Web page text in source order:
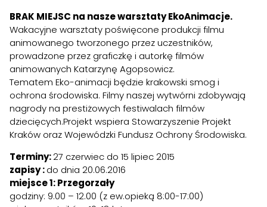
BRAK MIEJSC na nasze warsztaty EkoAnimacje.
Wakacyjne warsztaty poświęcone produkcji filmu
animowanego tworzonego przez uczestników,
prowadzone przez graficzkę i autorkę filmów
animowanych Katarzynę Agopsowicz.
Tematem Eko-animacji będzie krakowski smog i
ochrona środowiska. Filmy naszej wytwórni zdobywają
nagrody na prestiżowych festiwalach filmów
dziecięcych.Projekt wspiera Stowarzyszenie Projekt
Kraków oraz Wojewódzki Fundusz Ochrony Środowiska.
Terminy:27 czerwiec do 15 lipiec 2015
zapisy :do dnia 20.06.2016
miejsce 1: Przegorzały
godziny: 9.00 – 12.00 (z ew.opieką 8:00-17:00)